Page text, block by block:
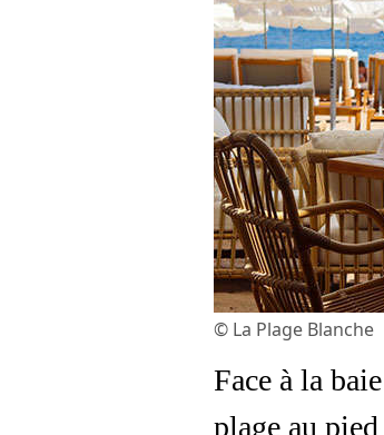
© La Plage Blanche
Face à la
plage au